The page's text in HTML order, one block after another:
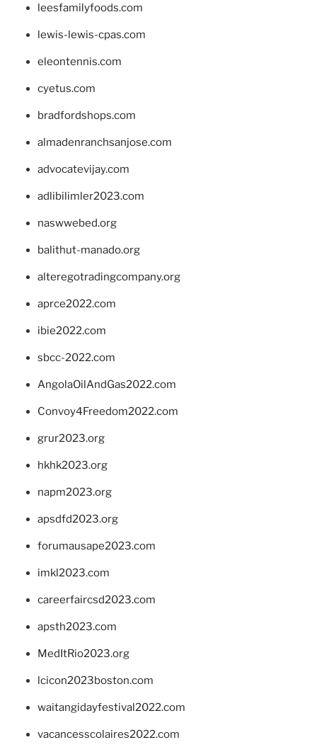
leesfamilyfoods.com
lewis-lewis-cpas.com
eleontennis.com
cyetus.com
bradfordshops.com
almadenranchsanjose.com
advocatevijay.com
adlibilimler2023.com
naswwebed.org
balithut-manado.org
alteregotradingcompany.org
aprce2022.com
ibie2022.com
sbcc-2022.com
AngolaOilAndGas2022.com
Convoy4Freedom2022.com
grur2023.org
hkhk2023.org
napm2023.org
apsdfd2023.org
forumausape2023.com
imkl2023.com
careerfaircsd2023.com
apsth2023.com
MedItRio2023.org
lcicon2023boston.com
waitangidayfestival2022.com
vacancesscolaires2022.com